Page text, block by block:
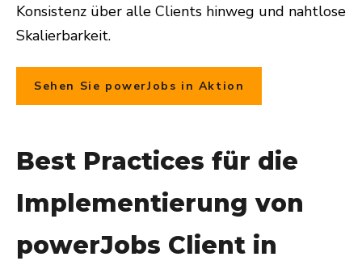
Konsistenz über alle Clients hinweg und nahtlose
Skalierbarkeit.
Sehen Sie powerJobs in Aktion
Best Practices für die
Implementierung von
powerJobs Client in